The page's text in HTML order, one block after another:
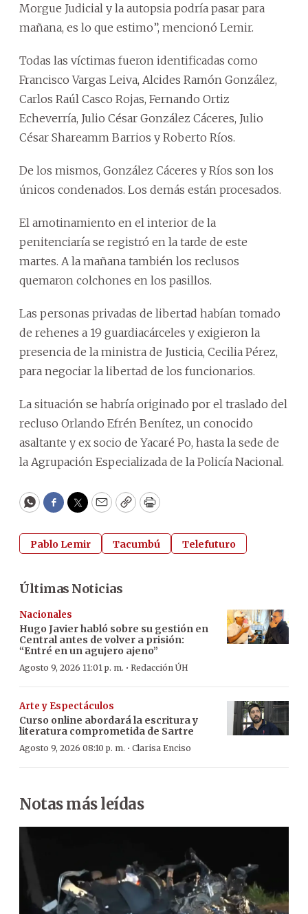
Morgue Judicial y la autopsia podría pasar para
mañana, es lo que estimo”, mencionó Lemir.
Todas las víctimas fueron identificadas como
Francisco Vargas Leiva, Alcides Ramón González,
Carlos Raúl Casco Rojas, Fernando Ortiz
Echeverría, Julio César González Cáceres, Julio
César Shareamm Barrios y Roberto Ríos.
De los mismos, González Cáceres y Ríos son los
únicos condenados. Los demás están procesados.
El amotinamiento en el interior de la
penitenciaría se registró en la tarde de este
martes. A la mañana también los reclusos
quemaron colchones en los pasillos.
Las personas privadas de libertad habían tomado
de rehenes a 19 guardiacárceles y exigieron la
presencia de la ministra de Justicia, Cecilia Pérez,
para negociar la libertad de los funcionarios.
La situación se habría originado por el traslado del
recluso Orlando Efrén Benítez, un conocido
asaltante y ex socio de Yacaré Po, hasta la sede de
la Agrupación Especializada de la Policía Nacional.
WhatsApp
Facebook
Twitter
EmailCopyPrint
Pablo Lemir Tacumbú Telefuturo
Últimas Noticias
Nacionales
Hugo Javier habló sobre su gestión en
Central antes de volver a prisión:
“Entré en un agujero ajeno”
Agosto 9, 2026 11:01 p. m. · Redacción ÚH
Arte y Espectáculos
Curso online abordará la escritura y
literatura comprometida de Sartre
Agosto 9, 2026 08:10 p. m. · Clarisa Enciso
Notas más leídas